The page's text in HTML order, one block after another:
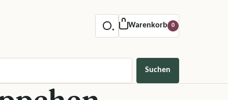
Warenkorb 0
Suchen